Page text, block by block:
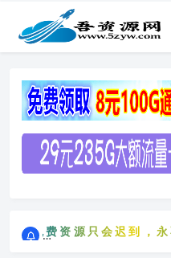
免费资源只会迟到，永